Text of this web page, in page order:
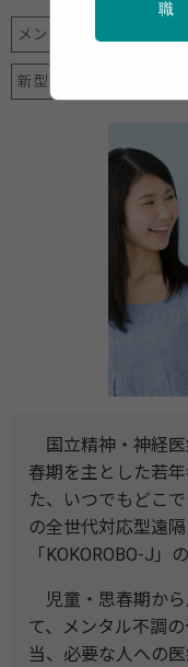
メンタルヘルス
新型コロナ
国立精神・神経医
春期を主とした若
た、いつでもどこ
の全世代対応型遠
「KOKOROBO-J」
児童・思春期から
て、メンタル不調
当、必要な人への
職